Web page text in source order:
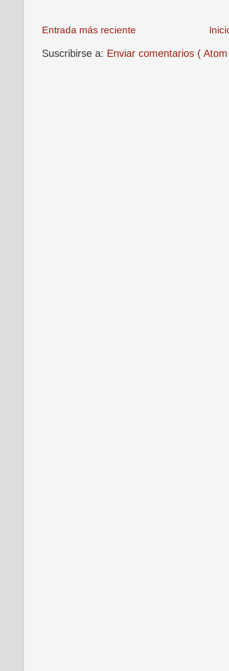
Entrada más reciente
Suscribirse a: Enviar comentarios (